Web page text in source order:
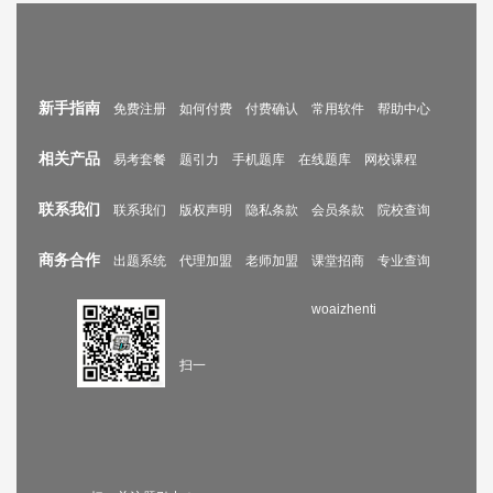
新手指南 免费注册 如何付费 付费确认 常用软件 帮助中心
相关产品 易考套餐 题引力 手机题库 在线题库 网校课程
联系我们 联系我们 版权声明 隐私条款 会员条款 院校查询
商务合作 出题系统 代理加盟 老师加盟 课堂招商 专业查询
扫一
woaizhenti